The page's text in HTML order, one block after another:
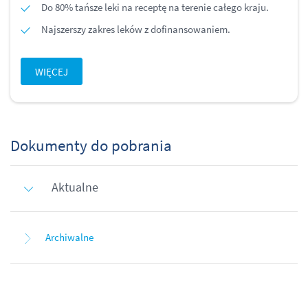
Do 80% tańsze leki na receptę na terenie całego kraju.
Najszerszy zakres leków z dofinansowaniem.
WIĘCEJ
Dokumenty do pobrania
Aktualne
Archiwalne